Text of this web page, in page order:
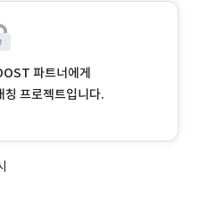
파트너에게
칭 프로젝트입니다.